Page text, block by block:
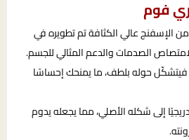
فوم
الإسفنج عالي الكثافة تم تطويره في
الصدمات والدعم المثالي للجسم.
فيتشكّل حوله بلطف، ما يمنحك إحساسًا
إلى شكله الأصلي، مما يجعله يدوم